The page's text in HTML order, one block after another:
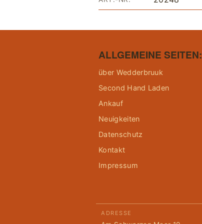
ALLGEMEINE SEITEN:
über Wedderbruuk
Second Hand Laden
Ankauf
Neuigkeiten
Datenschutz
Kontakt
Impressum
ADRESSE